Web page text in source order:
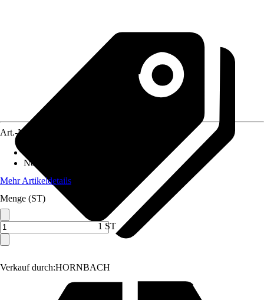
Verkauf durch:HORNBACH
Art.-Nr.
Norm / Prüfzeichen
Mehr Artikeldetails
Menge (ST)
1 ST